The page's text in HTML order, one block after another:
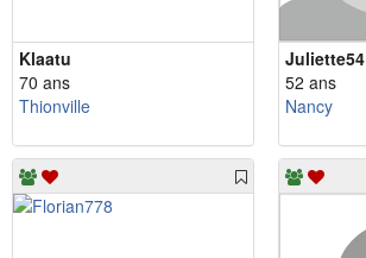
Klaatu
70 ans
Thionville
Juliette54
52 ans
Nancy